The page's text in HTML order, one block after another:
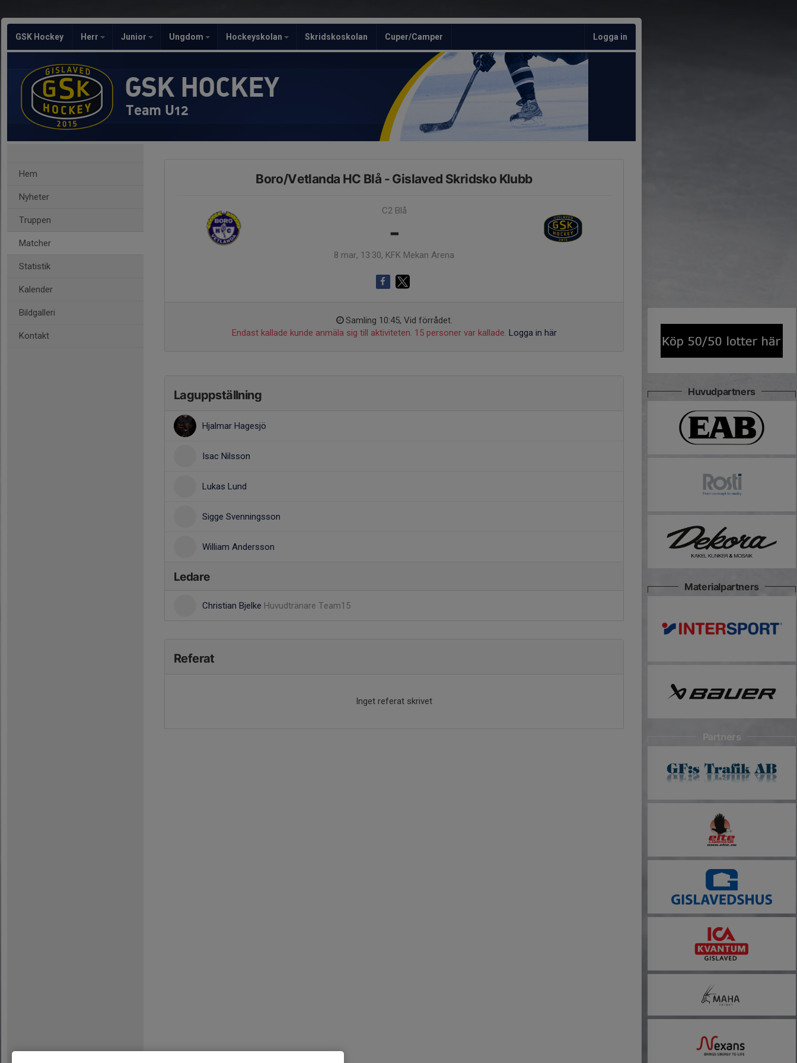
GSK Hockey Herr Junior Ungdom Hockeyskolan Skridskoskolan Cuper/Camper Logga in
GSK HOCKEY
Team U12
Hem
Nyheter
Truppen
Matcher
Statistik
Kalender
Bildgalleri
Kontakt
Boro/Vetlanda HC Blå - Gislaved Skridsko Klubb
C2 Blå
-
8 mar, 13:30, KFK Mekan Arena
Samling 10:45, Vid förrådet.
Endast kallade kunde anmäla sig till aktiviteten. 15 personer var kallade. Logga in här
Laguppställning
Hjalmar Hagesjö
Isac Nilsson
Lukas Lund
Sigge Svenningsson
William Andersson
Ledare
Christian Bjelke Huvudtränare Team15
Referat
Inget referat skrivet
Huvudpartners
Materialpartners
Partners